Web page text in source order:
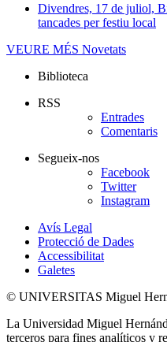
Divendres, 17 de juliol,
tancades per festiu local
VEURE MÉS Novetats
Biblioteca
RSS
Entrades
Comentaris
Segueix-nos
Facebook
Twitter
Instagram
Avís Legal
Protecció de Dades
Accessibilitat
Galetes
© UNIVERSITAS Miguel
La Universidad Miguel
terceros para fines analíticos y